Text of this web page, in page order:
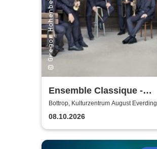
Ensemble Classique -
Blechbläsersextett
Bottrop, Kulturzentrum August Everding
08.10.2026